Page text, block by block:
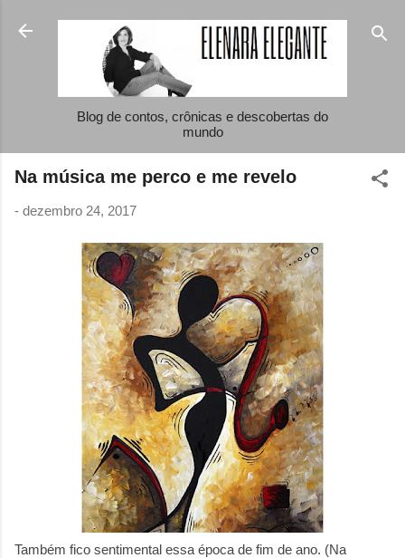
Pular para o conteúdo principal
Blog de contos, crônicas e descobertas do
mundo
Na música me perco e me revelo
- dezembro 24, 2017
Também fico sentimental essa época de fim de ano. (Na